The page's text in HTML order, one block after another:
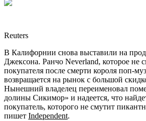
Reuters
В Калифорнии снова выставили на
Джексона. Ранчо Neverland, которое не
покупателя после смерти короля поп-
возвращается на рынок с большой
Нынешний владелец переименовал
долины Сикимор» и надеется, что
покупатель, которого не смутит
пишет Independent.